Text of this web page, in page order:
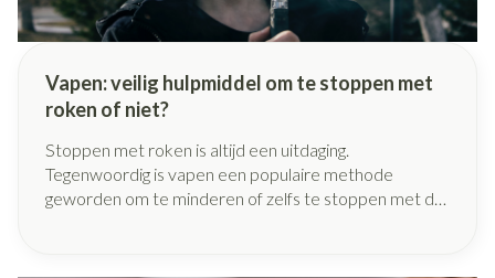
Vapen: veilig hulpmiddel om te stoppen met
roken of niet?
Stoppen met roken is altijd een uitdaging.
Tegenwoordig is vapen een populaire methode
geworden om te minderen of zelfs te stoppen met de